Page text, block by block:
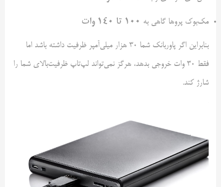
مک‌بوک پروها گاهی به ۱۰۰ تا ۱۴۰ وات
بنابراین اگر پاوربانک شما ۳۰ هزار میلی‌آمپر ظرفیت داشته باشد اما
فقط ۳۰ وات خروجی بدهد، هرگز نمی‌تواند لپ‌تاپ ظرفیت‌بالای شما را
شارژ کند.